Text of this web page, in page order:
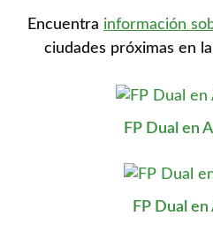
Encuentra información
ciudades próximas en
FP Dual en
FP Dual